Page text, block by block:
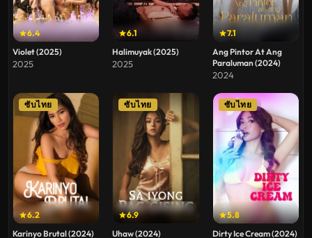
6.4
Violet (2025)
2025
6.1
Halimuyak (2025)
2025
7.1
Ang Pintor At Ang
Paraluman (2024)
2024
6.2
ซับไทย
Karinyo Brutal (2024)
6.9
ซับไทย
Uhaw (2024)
5.8
ซับไทย
Dirty Ice Cream (2024)